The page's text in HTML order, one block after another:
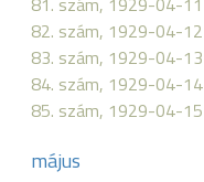
82. szám, 1929-04-12
83. szám, 1929-04-13
84. szám, 1929-04-14
85. szám, 1929-04-15
május